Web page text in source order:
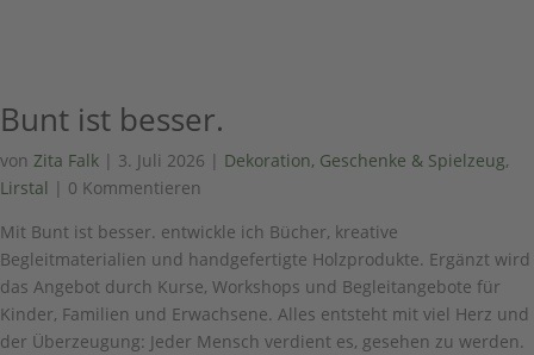
Bunt ist besser.
von Zita Falk | 3. Juli 2026 | Dekoration, Geschenke & Spielzeug,
Lirstal | 0 Kommentieren
Mit Bunt ist besser. entwickle ich Bücher, kreative
Begleitmaterialien und handgefertigte Holzprodukte. Ergänzt wird
das Angebot durch Kurse, Workshops und Begleitangebote für
Kinder, Familien und Erwachsene. Alles entsteht mit viel Herz und
der Überzeugung: Jeder Mensch verdient es, gesehen zu werden.